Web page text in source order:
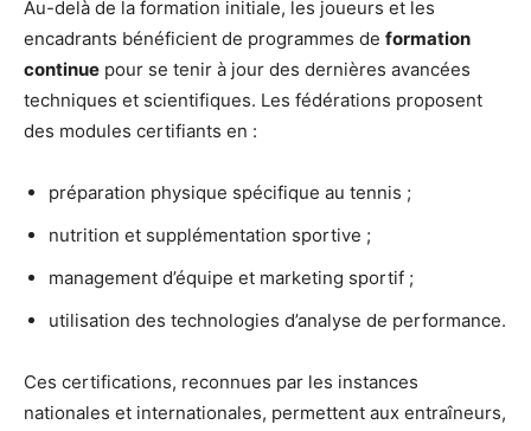
Au-delà de la formation initiale, les joueurs et les
encadrants bénéficient de programmes de formation
continue pour se tenir à jour des dernières avancées
techniques et scientifiques. Les fédérations proposent
des modules certifiants en :
préparation physique spécifique au tennis ;
nutrition et supplémentation sportive ;
management d’équipe et marketing sportif ;
utilisation des technologies d’analyse de performance.
Ces certifications, reconnues par les instances
nationales et internationales, permettent aux entraîneurs,